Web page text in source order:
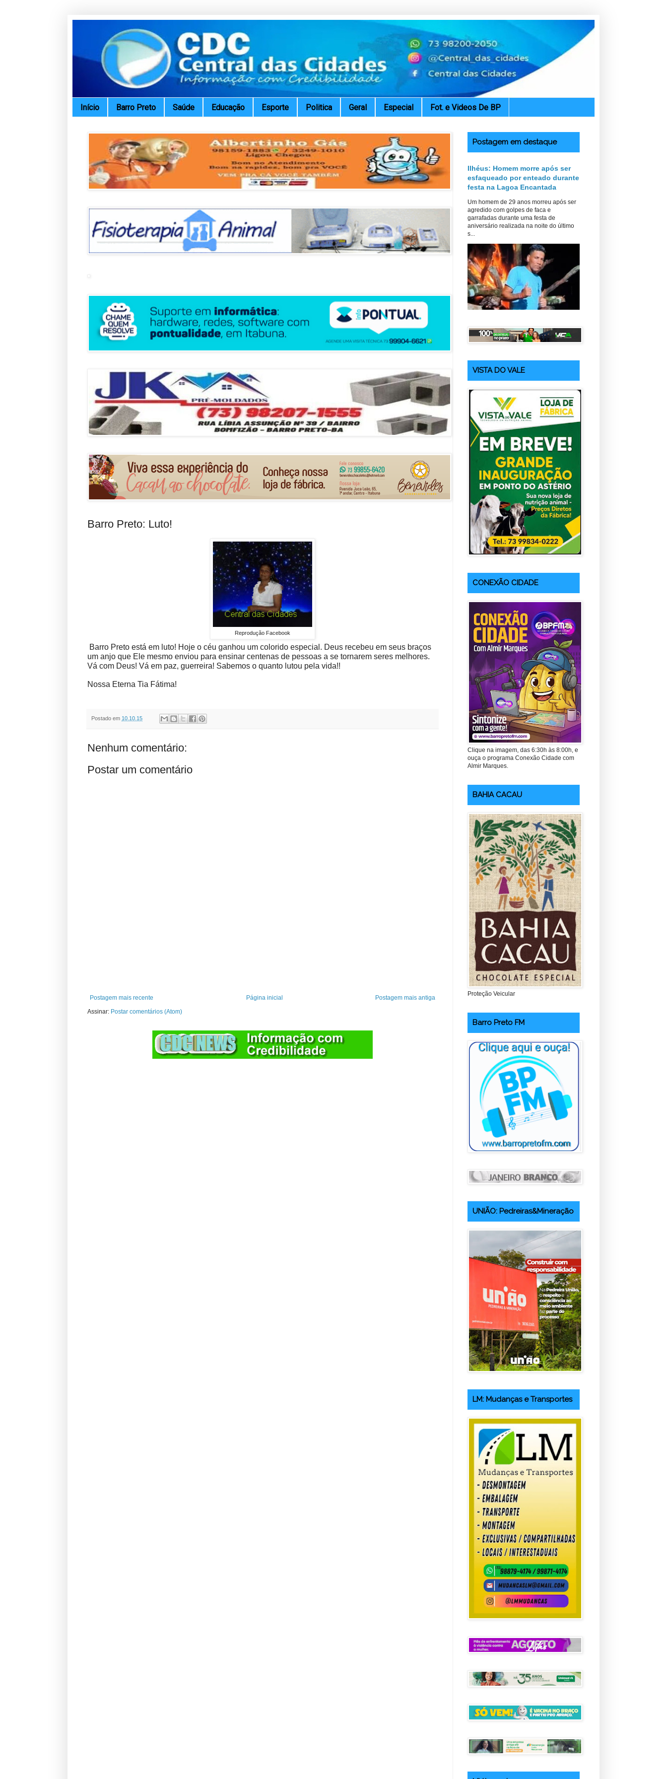
Início Barro Preto Saúde Educação Esporte Politica Geral Especial Fot. e Videos De BP
Barro Preto: Luto!
Reprodução Facebook
Barro Preto está em luto! Hoje o céu ganhou um colorido especial. Deus recebeu em seus braços
um anjo que Ele mesmo enviou para ensinar centenas de pessoas a se tornarem seres melhores.
Vá com Deus! Vá em paz, guerreira! Sabemos o quanto lutou pela vida!!
Nossa Eterna Tia Fátima!
Postado em 10.10.15
Nenhum comentário:
Postar um comentário
Postagem mais recente Postagem mais antiga
Página inicial
Assinar: Postar comentários (Atom)
Postagem em destaque
Ilhéus: Homem morre após ser
esfaqueado por enteado durante
festa na Lagoa Encantada
Um homem de 29 anos morreu após ser
agredido com golpes de faca e
garrafadas durante uma festa de
aniversário realizada na noite do último
s...
VISTA DO VALE
CONEXÃO CIDADE
Clique na imagem, das 6:30h às 8:00h, e
ouça o programa Conexão Cidade com
Almir Marques.
BAHIA CACAU
Proteção Veicular
Barro Preto FM
UNIÃO: Pedreiras&Mineração
LM: Mudanças e Transportes